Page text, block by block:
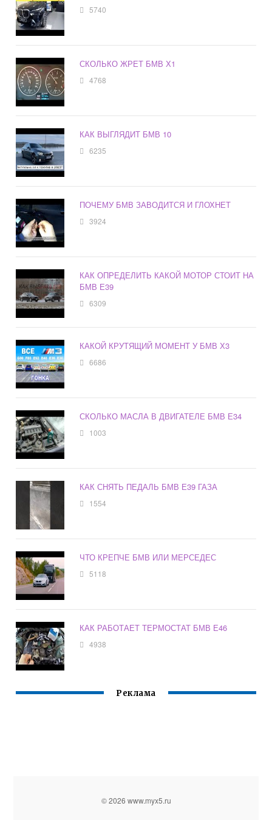
5740
СКОЛЬКО ЖРЕТ БМВ Х1
4768
КАК ВЫГЛЯДИТ БМВ 10
6235
ПОЧЕМУ БМВ ЗАВОДИТСЯ И ГЛОХНЕТ
3924
КАК ОПРЕДЕЛИТЬ КАКОЙ МОТОР СТОИТ НА
БМВ Е39
6309
КАКОЙ КРУТЯЩИЙ МОМЕНТ У БМВ Х3
6686
СКОЛЬКО МАСЛА В ДВИГАТЕЛЕ БМВ Е34
1003
КАК СНЯТЬ ПЕДАЛЬ БМВ Е39 ГАЗА
1554
ЧТО КРЕПЧЕ БМВ ИЛИ МЕРСЕДЕС
5118
КАК РАБОТАЕТ ТЕРМОСТАТ БМВ Е46
4938
Реклама
© 2026 www.myx5.ru